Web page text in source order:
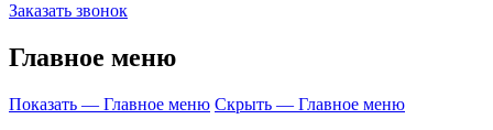
Заказать звонок
Главное меню
Показать — Главное меню Скрыть — Главное меню